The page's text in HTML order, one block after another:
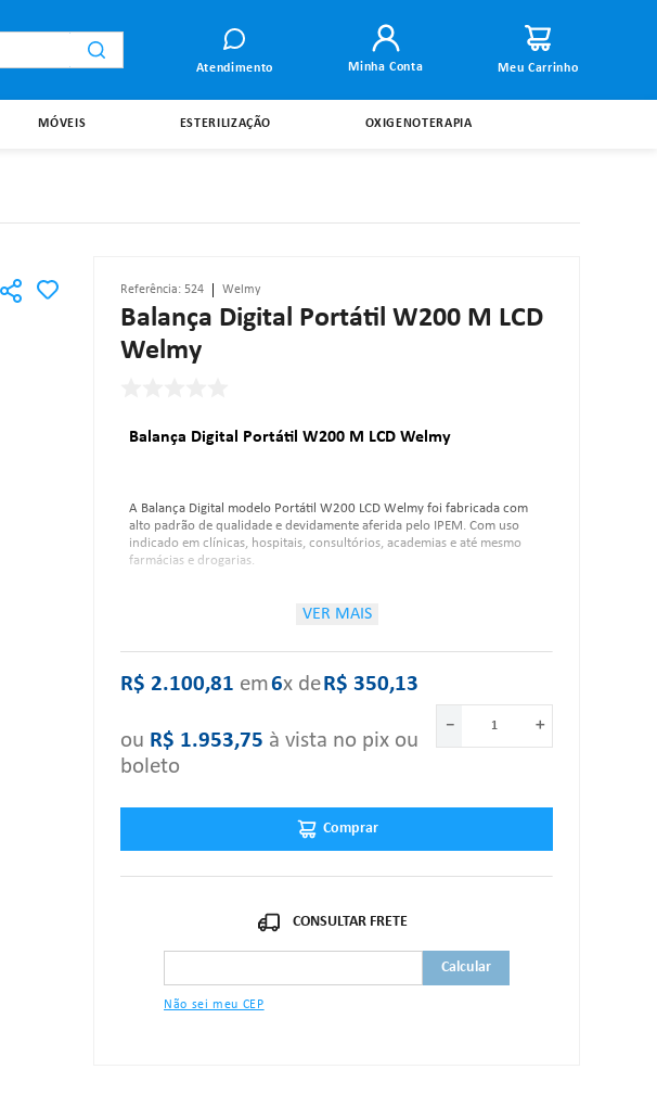
Atendimento Minha Conta
MÓVEIS ESTERILIZAÇÃO OXIGENOTERAPIA
Referência:524 Welmy
Balança Digital Portátil W200 M LCD
Welmy
Balança Digital Portátil W200 M LCD Welmy
A Balança Digital modelo Portátil W200 LCD Welmy foi fabricada com
alto padrão de qualidade e devidamente aferida pelo IPEM. Com uso
indicado em clínicas, hospitais, consultórios, academias e até mesmo
farmácias e drogarias.
Teclado com membrana em policarbonato de alta resistência;
Função tara até a capacidade máxima da balança;
Fabricada em baquelite;
Plataforma em chapa de aço carbono;
contate."
VER MAIS
R$ 2.100,81 ‎ em‎6x de‎R$ 350,13
ou R$ 1.953,75 à vista no pix ou
boleto
＋
－
Comprar
Não sei meu CEP